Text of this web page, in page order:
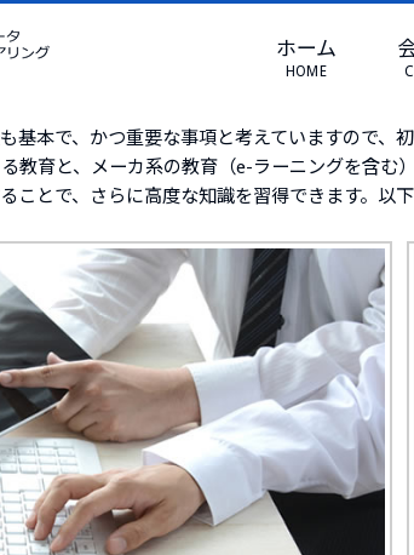
ホーム
HOME採用
基本で、かつ重要な事項と考えていますので
教育と、メーカ系の教育（e-ラーニングを含
ことで、さらに高度な知識を習得できます。以